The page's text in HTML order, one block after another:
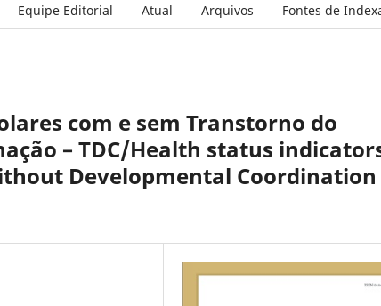
Equipe Editorial Atual Arquivos Fontes de
com e sem Transtorno do
– TDC/Health status
Developmental Coordination